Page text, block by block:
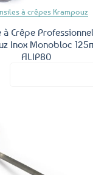
à crêpes Krampouz
à Crêpe
Inox Monobloc
ALIP80